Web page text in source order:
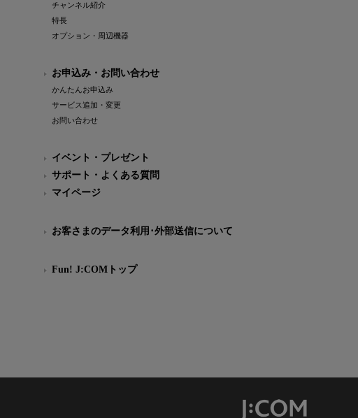
チャンネル紹介
特長
オプション・周辺機器
お申込み・お問い合わせ
かんたんお申込み
サービス追加・変更
お問い合わせ
イベント・プレゼント
サポート・よくある質問
マイページ
お客さまのデータ利用･外部送信について
Fun! J:COMトップ